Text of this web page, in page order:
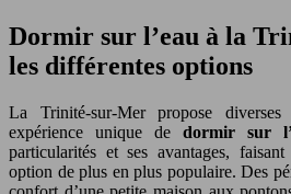
Dormir sur l’eau à la
les différentes options
La Trinité-sur-Mer propose
expérience unique de dormir sur
particularités et ses avantages,
option de plus en plus populaire. Des